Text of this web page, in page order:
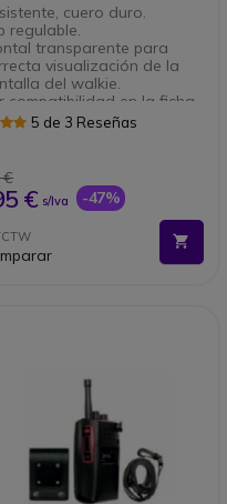
cuero duro.
regulable.
transparente para
visualización de la
del walkie.
compatibilidad en la ficha
5 de 3 Reseñas
€
€ s/Iva -47%